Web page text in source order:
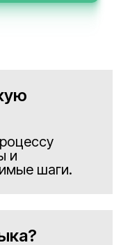
и
шаги.